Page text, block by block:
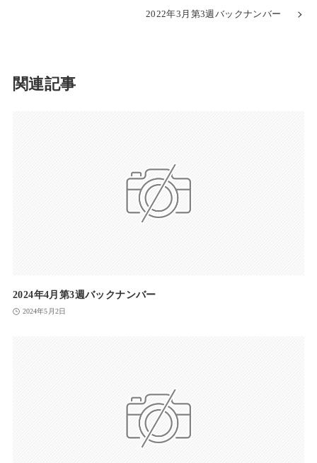
2022年3月第3週バックナンバー
関連記事
2024年4月第3週バックナンバー
2024年5月2日